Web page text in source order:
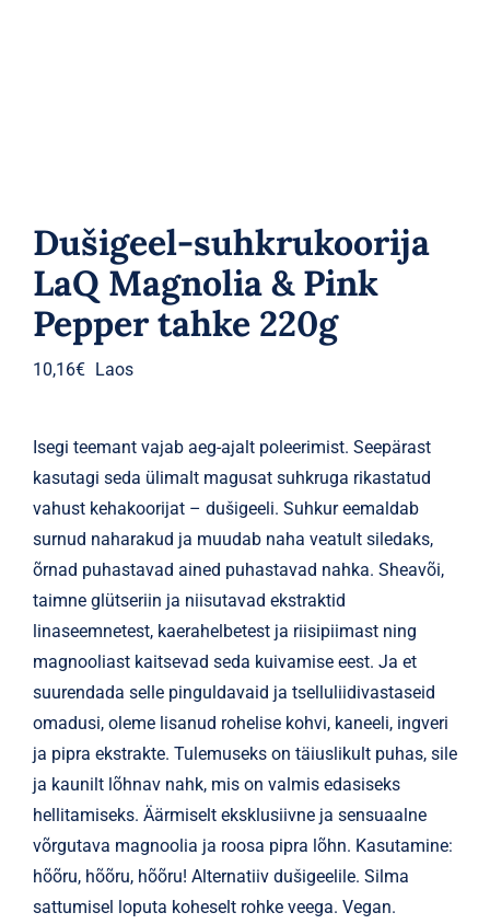
Dušigeel-suhkrukoorija
LaQ Magnolia & Pink
Pepper tahke 220g
10,16€ Laos
Isegi teemant vajab aeg-ajalt poleerimist. Seepärast
kasutagi seda ülimalt magusat suhkruga rikastatud
vahust kehakoorijat – dušigeeli. Suhkur eemaldab
surnud naharakud ja muudab naha veatult siledaks,
õrnad puhastavad ained puhastavad nahka. Sheavõi,
taimne glütseriin ja niisutavad ekstraktid
linaseemnetest, kaerahelbetest ja riisipiimast ning
magnooliast kaitsevad seda kuivamise eest. Ja et
suurendada selle pinguldavaid ja tselluliidivastaseid
omadusi, oleme lisanud rohelise kohvi, kaneeli, ingveri
ja pipra ekstrakte. Tulemuseks on täiuslikult puhas, sile
ja kaunilt lõhnav nahk, mis on valmis edasiseks
hellitamiseks. Äärmiselt eksklusiivne ja sensuaalne
võrgutava magnoolia ja roosa pipra lõhn. Kasutamine:
hõõru, hõõru, hõõru! Alternatiiv dušigeelile. Silma
sattumisel loputa koheselt rohke veega. Vegan.